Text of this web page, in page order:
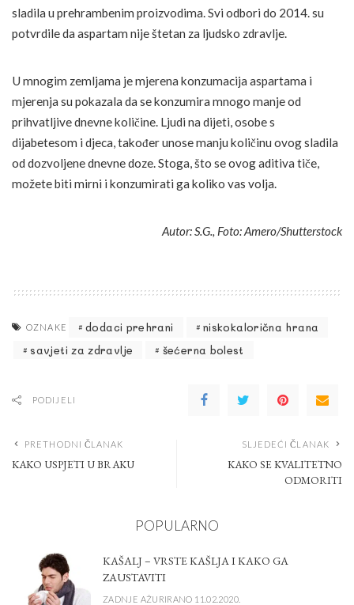
sladila u prehrambenim proizvodima. Svi odbori do 2014. su
potvrdile da aspartam nije štetan za ljudsko zdravlje.
U mnogim zemljama je mjerena konzumacija aspartama i
mjerenja su pokazala da se konzumira mnogo manje od
prihvatljive dnevne količine. Ljudi na dijeti, osobe s
dijabetesom i djeca, također unose manju količinu ovog sladila
od dozvoljene dnevne doze. Stoga, što se ovog aditiva tiče,
možete biti mirni i konzumirati ga koliko vas volja.
Autor: S.G., Foto: Amero/Shutterstock
OZNAKE dodaci prehrani
niskokalorična hrana
savjeti za zdravlje
šećerna bolest
PODIJELI
PRETHODNI ČLANAK
KAKO USPJETI U BRAKU
SLJEDEĆI ČLANAK
KAKO SE KVALITETNO
ODMORITI
POPULARNO
KAŠALJ – VRSTE KAŠLJA I KAKO GA
ZAUSTAVITI
ZADNJE AŽURIRANO 11.02.2020.